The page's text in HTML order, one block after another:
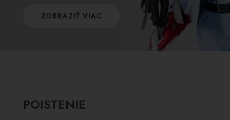
ZOBRAZIŤ VIAC
POISTENIE